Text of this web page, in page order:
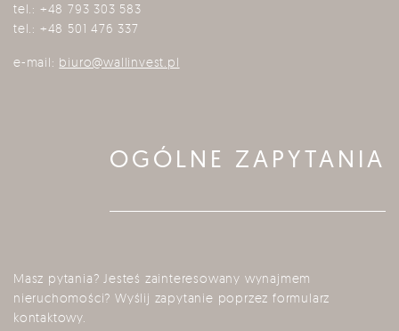
tel.: +48 793 303 583
tel.: +48 501 476 337
e-mail: biuro@wallinvest.pl
OGÓLNE ZAPYTANIA
Masz pytania? Jesteś zainteresowany wynajmem
nieruchomości? Wyślij zapytanie poprzez formularz
kontaktowy.